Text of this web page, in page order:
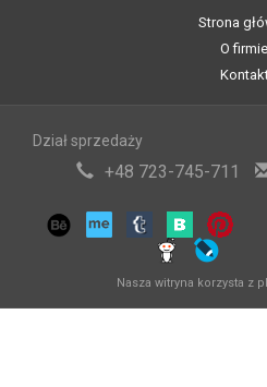
Strona
O firmie
Dział sprzedaży
+48 723-745-711
Nasza witryna korzysta z